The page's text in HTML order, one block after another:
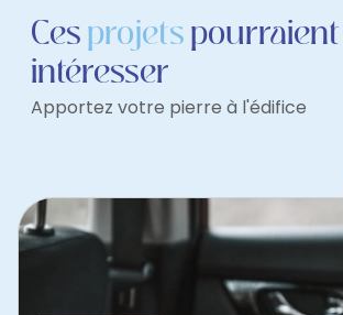
Cesprojets
intéresser
Apportez votre pierre à l'édifice